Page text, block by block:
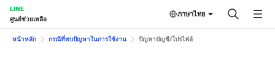
LINE
ศูนย์ช่วยเหลือ
ภาษาไทย
หน้าหลัก กรณีที่พบปัญหาในการใช้งาน ปัญหาบัญชี/โปรไฟล์